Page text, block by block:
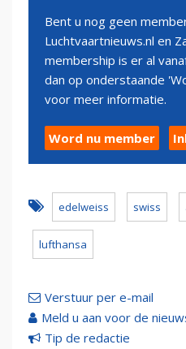
Bent u nog geen
Luchtvaartnieuws.nl en
membership is er al
dan op onderstaande
voor meer informatie.
Word nu member
edelweiss swiss
lufthansa
Verstuur per e-mail
Meld u aan voor de
Tip de redactie